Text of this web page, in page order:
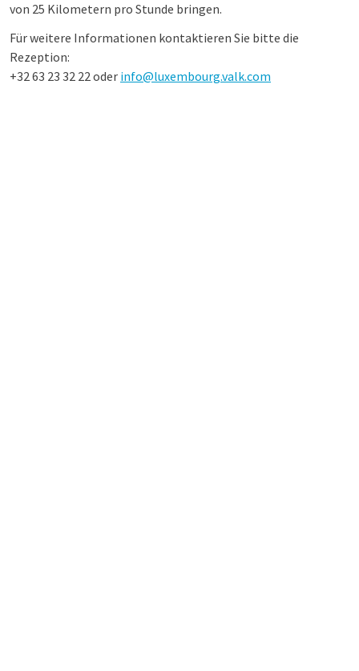
von 25 Kilometern pro Stunde bringen.
Für weitere Informationen kontaktieren Sie bitte die
Rezeption:
+32 63 23 32 22 oder info@luxembourg.valk.com